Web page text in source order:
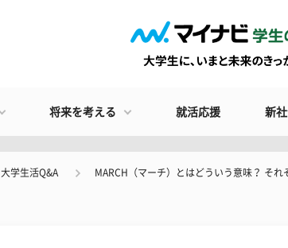
将来を考える 就活応援 新
大学生活Q&A MARCH（マーチ）とはどういう意味？ そ